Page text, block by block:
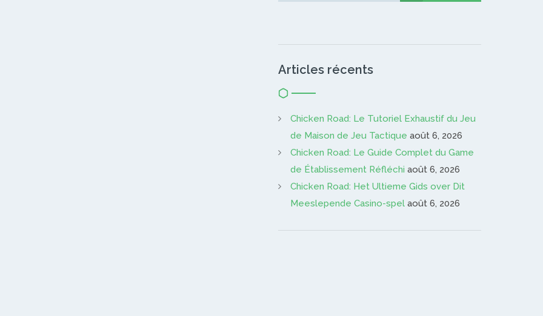
Articles récents
Chicken Road: Le Tutoriel Exhaustif du Jeu
de Maison de Jeu Tactique août 6, 2026
Chicken Road: Le Guide Complet du Game
de Établissement Réfléchi août 6, 2026
Chicken Road: Het Ultieme Gids over Dit
Meeslepende Casino-spel août 6, 2026